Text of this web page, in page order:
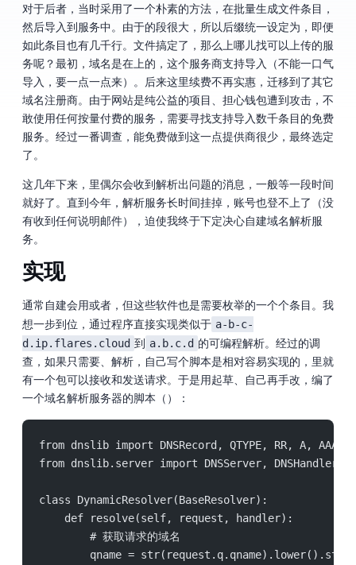
对于后者，当时采用了一个朴素的方法，在 Excel 批量生成 Zone 文件条目，
然后导入到 DNS 服务中。由于 Cloudflare 的 IPv4 段很大，所以后缀统一设定为 .0 ，即便
如此条目也有几千行。Zone 文件搞定了，那么上哪儿找可以上传 Zone 的 DNS 服
务呢？最初，域名是在 Godaddy 上的，这个服务商支持导入 Zone（不能一口气
导入，要一点一点来）。后来这里续费不再实惠，迁移到了其它
域名注册商。由于网站是纯公益的项目、担心钱包遭到 “DDOS 攻击”，不
敢使用任何按量付费的服务，需要寻找支持导入数千条目的免费 DNS
服务。经过一番调查，能免费做到这一点提供商很少，最终选定
了 GeoScaling。
这几年下来，issue 里偶尔会收到 GeoScaling 解析出问题的消息，一般等一段时间
就好了。直到今年，解析服务长时间挂掉，账号也登不上了（没
有收到任何说明邮件），迫使我终于下定决心自建 DNS 域名解析服
务。
Python 实现
通常自建 DNS 会用 dnsmaq 或者 bind，但这些软件也是需要枚举 Zone 的一个个条目。我
想一步到位，通过程序直接实现类似于 a-b-c-
d.ip.flares.cloud 到 a.b.c.d 的可编程解析。经过的调
查，如果只需要 A、AAAA 解析，自己写个脚本是相对容易实现的，Python 里就
有一个 pip 包 dnslib 可以接收和发送 DNS 请求。于是用 AI 起草、自己再手改，编了
一个 DNS 域名解析服务器的脚本（ ）：
from dnslib import DNSRecord, QTYPE, RR, A, AAAA
from dnslib.server import DNSServer, DNSHandler,
class DynamicResolver(BaseResolver):
    def resolve(self, request, handler):
        # 获取请求的域名
qname =